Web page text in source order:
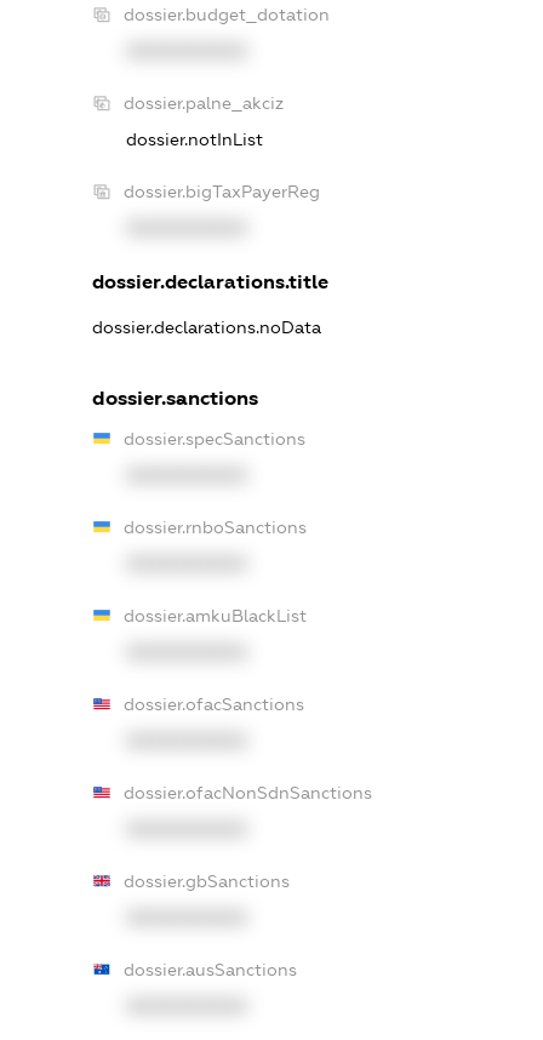
dossier.budget_dotation
dossier.palne_akciz
dossier.notInList
dossier.bigTaxPayerReg
dossier.declarations.title
dossier.declarations.noData
dossier.sanctions
dossier.specSanctions
dossier.rnboSanctions
dossier.amkuBlackList
dossier.ofacSanctions
dossier.ofacNonSdnSanctions
dossier.gbSanctions
dossier.ausSanctions